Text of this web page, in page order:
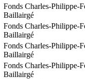
Fonds Charles-Philippe-
Baillairgé
Fonds Charles-Philippe-
Baillairgé
Fonds Charles-Philippe-
Baillairgé
Fonds Charles-Philippe-
Baillairgé